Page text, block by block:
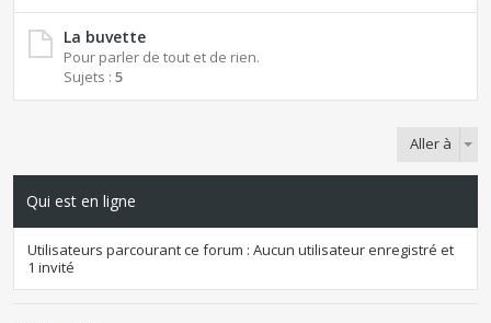
La buvette
Pour parler de tout et de rien.
Sujets : 5
Aller à
Qui est en ligne
Utilisateurs parcourant ce forum : Aucun utilisateur enregistré et
1 invité